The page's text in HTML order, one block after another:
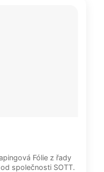
WrapEssentials od společnosti SOTT.